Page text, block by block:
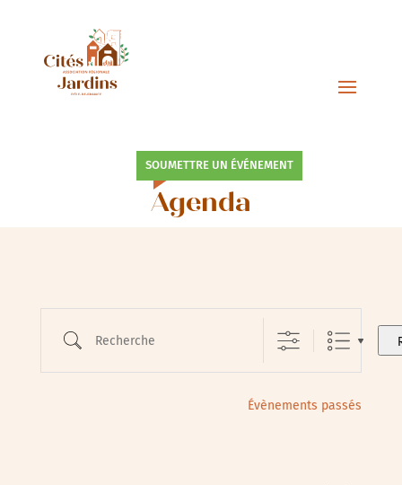
SOUMETTRE UN ÉVÉNEMENT
Agenda
Évènements passés